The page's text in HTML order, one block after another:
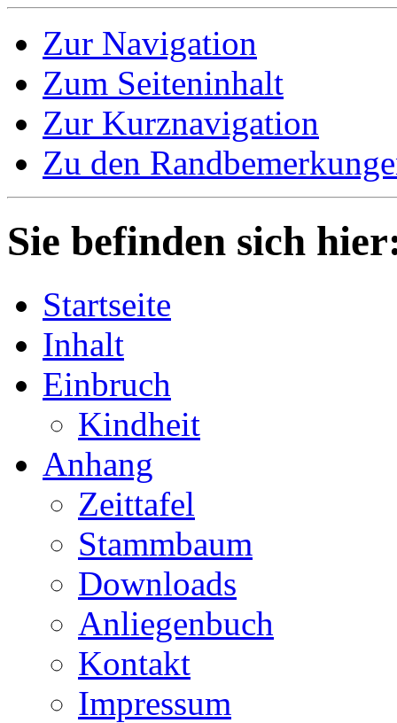
Zur Navigation
Zum Seiteninhalt
Zur Kurznavigation
Zu den
Sie befinden sich
Startseite
Inhalt
Einbruch
Kindheit
Anhang
Zeittafel
Stammbaum
Downloads
Anliegenbuch
Kontakt
Impressum